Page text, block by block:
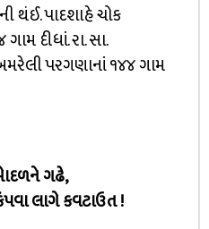
થંઈ. પાદશાહે ચોક
દીધાં. રા. સા.
પરગણાનાં ૧૪૪ ગામ
ગઢે,
લાગે કવટાઉત !